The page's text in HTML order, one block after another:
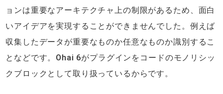
ョンは重要なアーキテクチャ上の制限があるため、面白
いアイデアを実現することができませんでした。例えば
収集したデータが重要なものか任意なものか識別するこ
となどです。Ohai 6がプラグインをコードのモノリシッ
クブロックとして取り扱っているからです。